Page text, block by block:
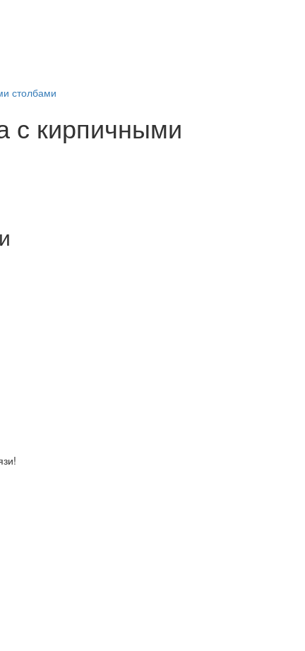
столбами
с кирпичными